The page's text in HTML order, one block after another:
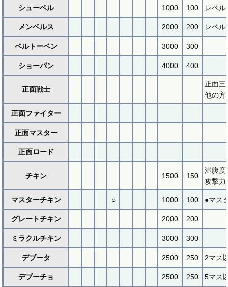
シューベル 1000 100 レベル
メンベルス 2000 200 レベル
ベルトーベン 3000 300
ショーパン 4000 400
正面戦士
正面三
他の方
正面ファイター
正面マスター
正面ロード
チキン 1500 150
満腹度
攻撃力
マスターチキン ○ 1000 100 ●マス
グレートチキン 2000 200
ミラクルチキン 3000 300
デブータ 2500 250 2マス
デブーチョ 2500 250 5マス